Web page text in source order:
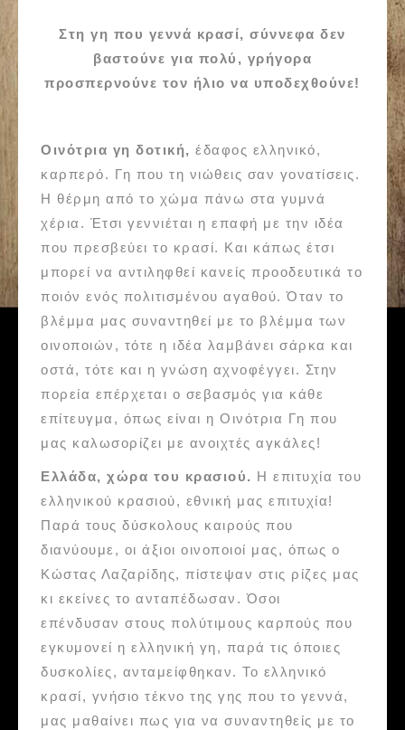
Στη γη που γεννά κρασί, σύννεφα δεν
βαστούνε για πολύ, γρήγορα
προσπερνούνε τον ήλιο να υποδεχθούνε!
Οινότρια γη δοτική, έδαφος ελληνικό,
καρπερό. Γη που τη νιώθεις σαν γονατίσεις.
Η θέρμη από το χώμα πάνω στα γυμνά
χέρια. Έτσι γεννιέται η επαφή με την ιδέα
που πρεσβεύει το κρασί. Και κάπως έτσι
μπορεί να αντιληφθεί κανείς προοδευτικά το
ποιόν ενός πολιτισμένου αγαθού. Όταν το
βλέμμα μας συναντηθεί με το βλέμμα των
οινοποιών, τότε η ιδέα λαμβάνει σάρκα και
οστά, τότε και η γνώση αχνοφέγγει. Στην
πορεία επέρχεται ο σεβασμός για κάθε
επίτευγμα, όπως είναι η Οινότρια Γη που
μας καλωσορίζει με ανοιχτές αγκάλες!
Ελλάδα, χώρα του κρασιού. Η επιτυχία του
ελληνικού κρασιού, εθνική μας επιτυχία!
Παρά τους δύσκολους καιρούς που
διανύουμε, οι άξιοι οινοποιοί μας, όπως ο
Κώστας Λαζαρίδης, πίστεψαν στις ρίζες μας
κι εκείνες το ανταπέδωσαν. Όσοι
επένδυσαν στους πολύτιμους καρπούς που
εγκυμονεί η ελληνική γη, παρά τις όποιες
δυσκολίες, ανταμείφθηκαν. Το ελληνικό
κρασί, γνήσιο τέκνο της γης που το γεννά,
μας μαθαίνει πως για να συναντηθείς με το